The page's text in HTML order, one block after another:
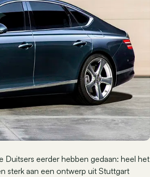
Duitsers eerder hebben gedaan: heel het
sterk aan een ontwerp uit Stuttgart